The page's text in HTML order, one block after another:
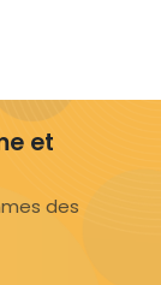
et
des